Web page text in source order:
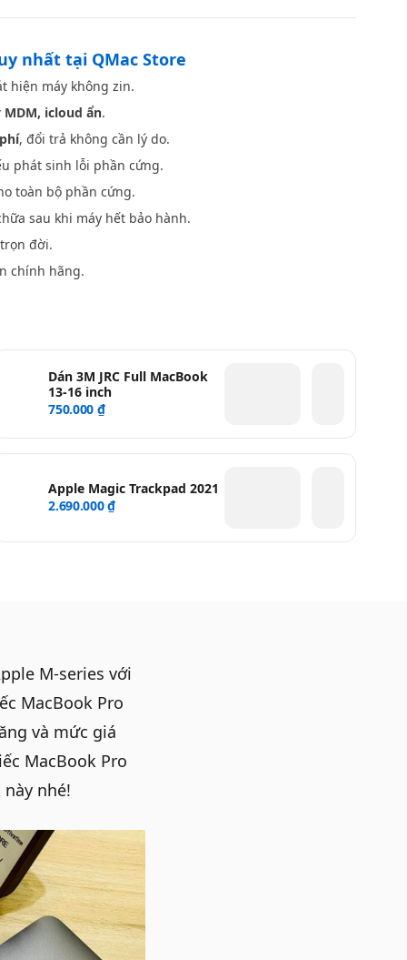
nhất tại QMac Store
hiện máy không zin.
icloud ẩn.
, đổi trả không cần lý do.
phát sinh lỗi phần cứng.
toàn bộ phần cứng.
sau khi máy hết bảo hành.
đời.
chính hãng.
Dán 3M JRC Full MacBook
13-16 inch
750.000 ₫
Apple Magic Trackpad 2021
2.690.000 ₫
M-series với
MacBook Pro
và mức giá
MacBook Pro
nhé!